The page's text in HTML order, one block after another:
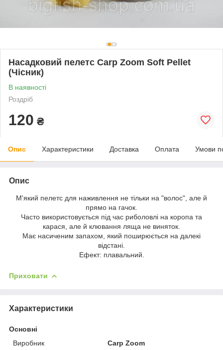
Насадковий пелетс Carp Zoom Soft Pellet
(Чісник)
В наявності
Роздріб
120 ₴
Опис Характеристики Доставка Оплата Умови
Опис
М'який пелетс для наживлення не тільки на "волос", але й
прямо на гачок.
Часто використовується під час риболовлі на коропа та
карася, але й клювання ляща не виняток.
Має насиченим запахом, який поширюється на далекі
відстані.
Ефект: плавальний.
Приховати
Характеристики
Основні
Виробник
Carp Zoom